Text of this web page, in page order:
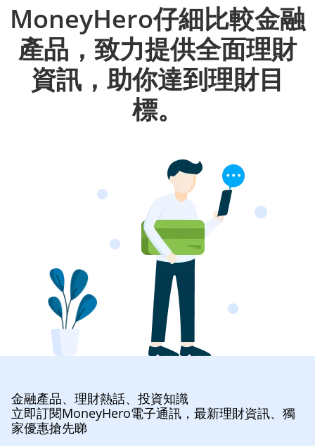
MoneyHero仔細比較金融
產品，致力提供全面理財
資訊，助你達到理財目
標。
金融產品、理財熱話、投資知識
立即訂閱MoneyHero電子通訊，最新理財資訊、獨
家優惠搶先睇